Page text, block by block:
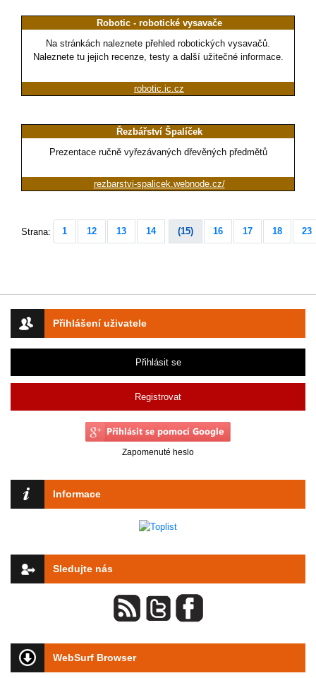
Přihlášení uživatele
Přihlásit se
Registrovat
Zapomenuté heslo
Informace
Sledujte nás
WebSurf Browser
Robotic - robotické vysavače
Na stránkách naleznete přehled robotických vysavačů.
Naleznete tu jejich recenze, testy a další užitečné informace.
robotic.ic.cz
Řezbářství Špalíček
Prezentace ručně vyřezávaných dřevěných předmětů
rezbarstvi-spalicek.webnode.cz/
Strana: 1 12 13 14 (15) 16 17 18 23